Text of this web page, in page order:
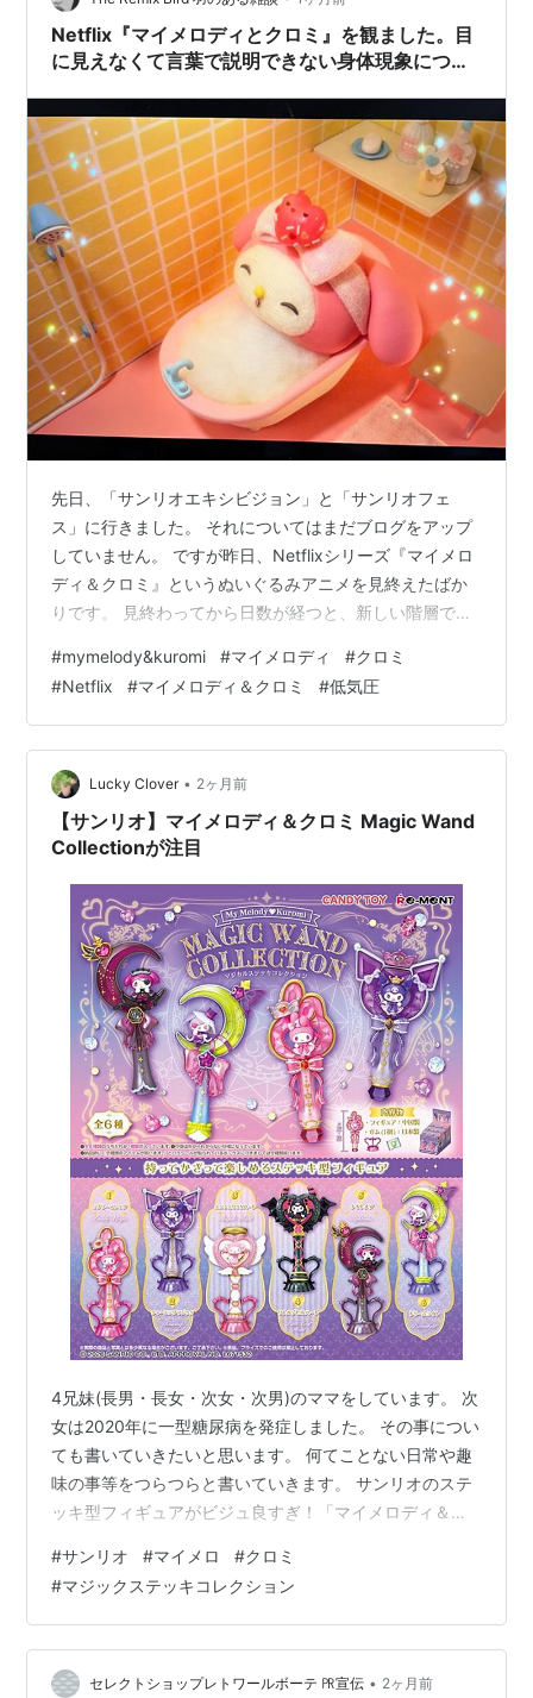
Netflix『マイメロディとクロミ』を観ました。目
に見えなくて言葉で説明できない身体現象につい
先日、「サンリオエキシビジョン」と「サンリオフェ
ス」に行きました。 それについてはまだブログをアップ
していません。 ですが昨日、Netflixシリーズ『マイメロ
ディ＆クロミ』というぬいぐるみアニメを見終えたばか
りです。 見終わってから日数が経つと、新しい階層でど
Netflix『マイメロディ＆クロミ』とはどんなかんじ 衝撃
のマイメロとハートさんの出会い 2回目でさらに衝撃だ
ったハートさんとの出会いシーン マイメロ失神① マイ
メロ失神② 身体的呼応をしてもやっぱり話したい ハー
トさんとは？ マイメロとハートさんとの生活シーンも好
き ピアノちゃんの複雑さ …
#mymelody&kuromi #マイメロディ #クロミ
#Netflix #マイメロディ＆クロミ #低気圧
Lucky Clover • 2ヶ月前
【サンリオ】マイメロディ＆クロミ Magic Wand
Collectionが注目
4兄妹(長男・長女・次女・次男)のママをしています。 次
女は2020年に一型糖尿病を発症しました。 その事につい
ても書いていきたいと思います。 何てことない日常や趣
味の事等をつらつらと書いていきます。 サンリオのステ
ッキ型フィギュアがビジュ良すぎ！「マイメロディ＆ク
（インサイド） - Yahoo!ニュース リーメントは、今年発
売予定のサンリオグッズを4種類発表しました。 ◆こだ
わり感じる造形のサンリオグッズ！ 持って飾って楽しめ
るステッキ型フィギュア「マイメロディ＆クロミ Magic
Wand Collection」をは…
#サンリオ #マイメロ #クロミ
#マジックステッキコレクション
セレクトショップレトワールボーテ ㏚宣伝 • 2ヶ月前